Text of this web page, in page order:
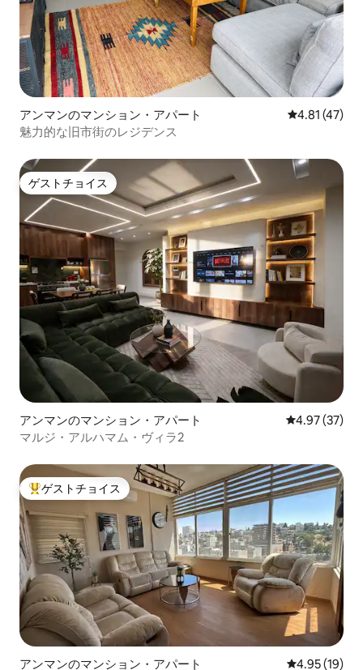
アンマンのマンション・アパート レビュー47
4.81 (47)
魅力的な旧市街のレジデンス
ゲストチョイス
ゲストチョイス
アンマンのマンション・アパート レビュー37
4.97 (37)
マルジ・アルハマム・ヴィラ2
大好評のゲストチョイスです。
ゲストチョイス
アンマンのマンション・アパート レビュー19
4.95 (19)